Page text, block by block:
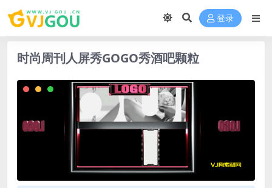
登录
时尚周刊人屏秀GOGO秀酒吧颗粒